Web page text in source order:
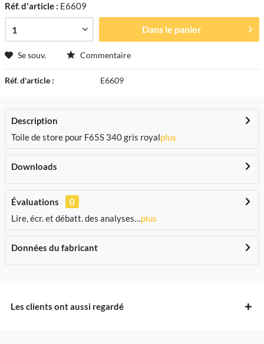
Réf. d'article : E6609
Dans le panier
Se souv. Commentaire
Réf. d'article : E6609
Description
Toile de store pour F65S 340 gris royalplus
Downloads
Évaluations
0
Lire, écr. et débatt. des analyses…plus
Données du fabricant
Les clients ont aussi regardé